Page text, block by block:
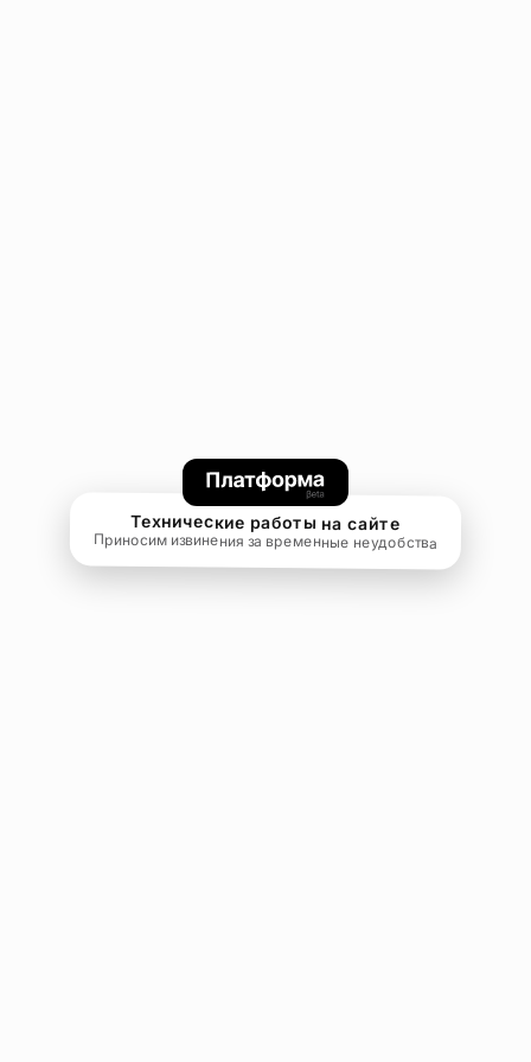
Технические работы на сайте
Приносим извинения за временные неудобства